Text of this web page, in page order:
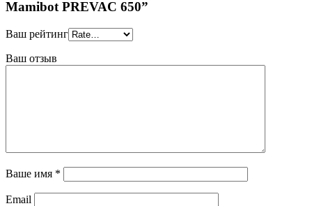
Mamibot PREVAC 650”
Ваш рейтинг
Ваш отзыв
Ваше имя *
Email